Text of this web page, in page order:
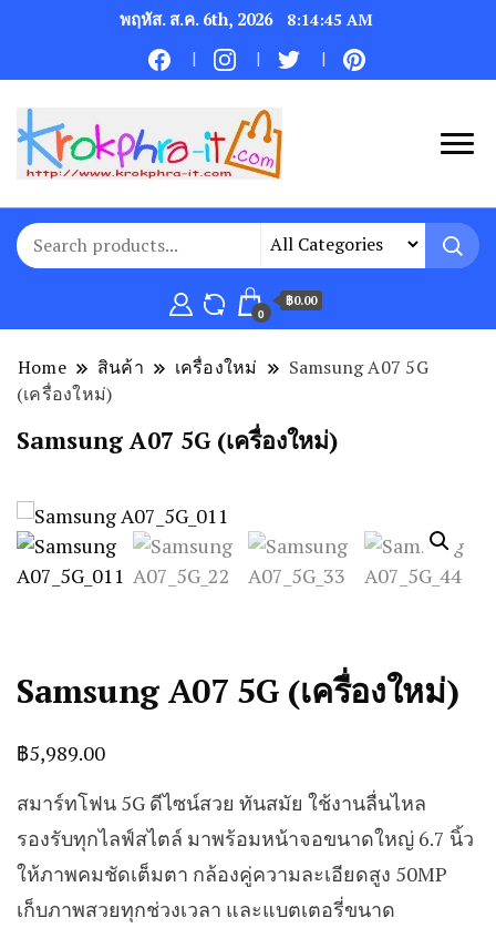
พฤหัส. ส.ค. 6th, 2026 8:14:46 AM
0
฿0.00
Home สินค้า เครื่องใหม่
Samsung A07 5G
(เครื่องใหม่)
Samsung A07 5G (เครื่องใหม่)
Samsung A07 5G (เครื่องใหม่)
฿5,989.00
สมาร์ทโฟน 5G ดีไซน์สวย ทันสมัย ใช้งานลื่นไหล
รองรับทุกไลฟ์สไตล์ มาพร้อมหน้าจอขนาดใหญ่ 6.7 นิ้ว
ให้ภาพคมชัดเต็มตา กล้องคู่ความละเอียดสูง 50MP
เก็บภาพสวยทุกช่วงเวลา และแบตเตอรี่ขนาด